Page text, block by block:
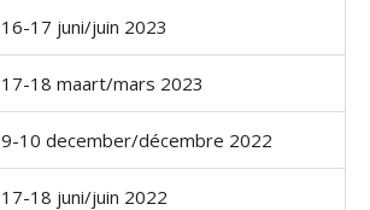
16-17 juni/juin 2023
17-18 maart/mars 2023
9-10 december/décembre 2022
17-18 juni/juin 2022